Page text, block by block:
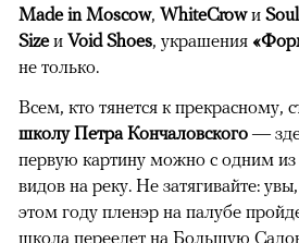
Made in Moscow, WhiteCrowи
Sizeи Void Shoes, украшения
не только.
Всем, кто тянется к прекрасному,
школу Петра Кончаловского —
первую картину можно с одним
видов на реку. Не затягивайте:
этом году пленэр на палубе
школа переедет на Большую